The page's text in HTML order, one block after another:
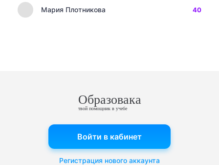
Мария Плотникова 40
Образовака
твой помощник в учебе
Войти в кабинет
Регистрация нового аккаунта